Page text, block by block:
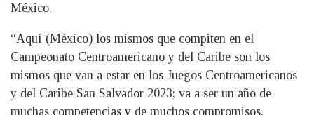
México.
“Aquí (México) los mismos que compiten en el
Campeonato Centroamericano y del Caribe son los
mismos que van a estar en los Juegos Centroamericanos
y del Caribe San Salvador 2023; va a ser un año de
muchas competencias y de muchos compromisos.